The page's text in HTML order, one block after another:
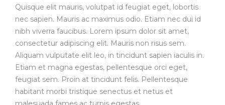
Quisque elit mauris, volutpat id feugiat eget, lobortis
nec sapien. Mauris ac maximus odio. Etiam nec dui id
nibh viverra faucibus. Lorem ipsum dolor sit amet,
consectetur adipiscing elit. Mauris non risus sem.
Aliquam vulputate elit leo, in tincidunt sapien iaculis in.
Etiam et magna egestas, pellentesque orci eget,
feugiat sem. Proin at tincidunt felis. Pellentesque
habitant morbi tristique senectus et netus et